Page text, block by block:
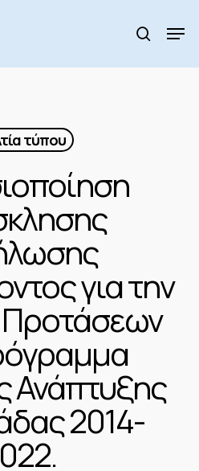
search
τύπου
για την
Ανάπτυξης
2014-
Menu